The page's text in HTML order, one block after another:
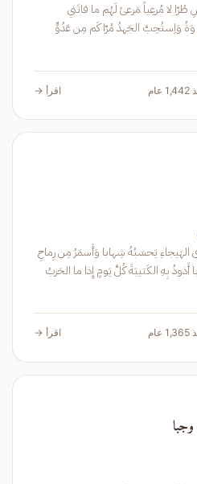
أَنذَرتُ أَعدائي غَدا ةَ قَناً حُدَيّا الناسِ طُرّا لا مُرعِياً مَرعىً لَهُم ما فاتَني
أَمسَيتُ حُرّا حُلواً إِذا اِبتُغِيَ الحَل وَةُ وَاِستُحِبَّ الجَهدُ مُرّا كَم مِن عَدُوٍّ
اقرأ →
سَيَكفيني المَليكُ وَحَدُّ سَيفٍ لَدى الهَيجاءِ يَحسَبُهُ شِهابا وَأَسمَرُ مِن رِماحِ
الحَظِّ لَدنٍ شَدَدتُ غِرابَهُ أَن لا يُحابا أَذودُ بِهِ الكَتيبَةَ كُلَّ يَومٍ إِذا ما الحَربُ
اقرأ →